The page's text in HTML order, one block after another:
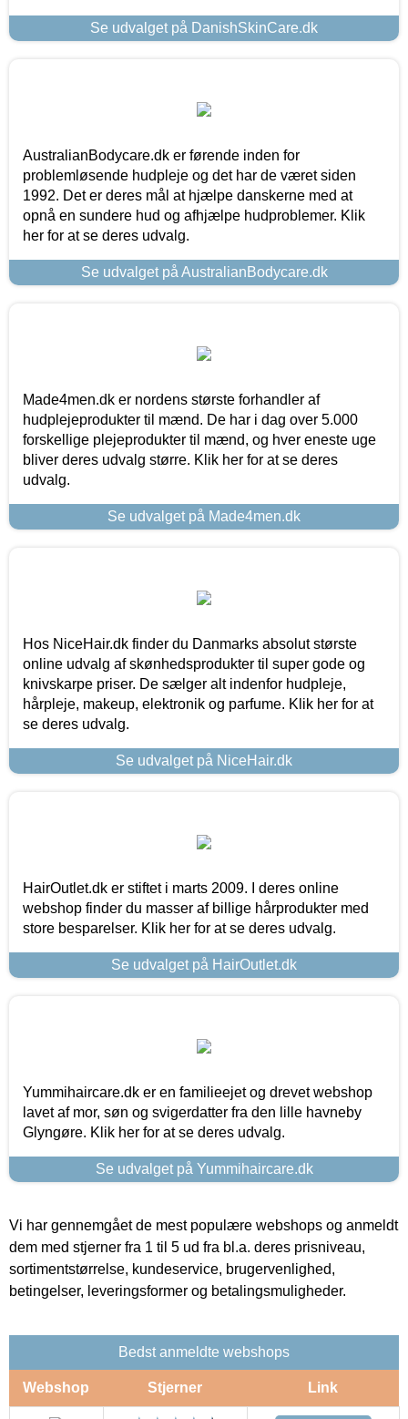
Se udvalget på DanishSkinCare.dk
AustralianBodycare.dk er førende inden for
problemløsende hudpleje og det har de været siden
1992. Det er deres mål at hjælpe danskerne med at
opnå en sundere hud og afhjælpe hudproblemer. Klik
her for at se deres udvalg.
Se udvalget på AustralianBodycare.dk
Made4men.dk er nordens største forhandler af
hudplejeprodukter til mænd. De har i dag over 5.000
forskellige plejeprodukter til mænd, og hver eneste uge
bliver deres udvalg større. Klik her for at se deres
udvalg.
Se udvalget på Made4men.dk
Hos NiceHair.dk finder du Danmarks absolut største
online udvalg af skønhedsprodukter til super gode og
knivskarpe priser. De sælger alt indenfor hudpleje,
hårpleje, makeup, elektronik og parfume. Klik her for at
se deres udvalg.
Se udvalget på NiceHair.dk
HairOutlet.dk er stiftet i marts 2009. I deres online
webshop finder du masser af billige hårprodukter med
store besparelser. Klik her for at se deres udvalg.
Se udvalget på HairOutlet.dk
Yummihaircare.dk er en familieejet og drevet webshop
lavet af mor, søn og svigerdatter fra den lille havneby
Glyngøre. Klik her for at se deres udvalg.
Se udvalget på Yummihaircare.dk
Vi har gennemgået de mest populære webshops og anmeldt
dem med stjerner fra 1 til 5 ud fra bl.a. deres prisniveau,
sortimentstørrelse, kundeservice, brugervenlighed,
betingelser, leveringsformer og betalingsmuligheder.
Bedst anmeldte webshops
Webshop Stjerner Link